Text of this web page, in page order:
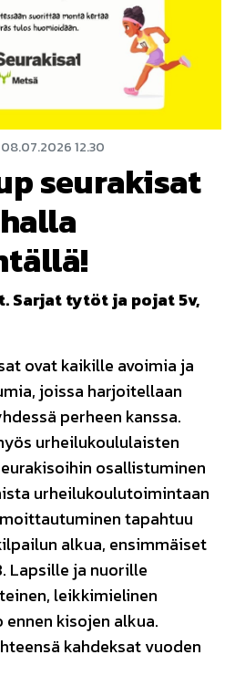
08.07.202612.30
seurakisat
Sarjat tytöt ja pojat 5v,
ovat kaikille avoimia ja
joissa harjoitellaan
perheen kanssa.
urheilukoululaisten
osallistuminen
urheilukoulutoimintaan
tapahtuu
alkua, ensimmäiset
Lapsille ja nuorille
leikkimielinen
kisojen alkua.
kahdeksat vuoden